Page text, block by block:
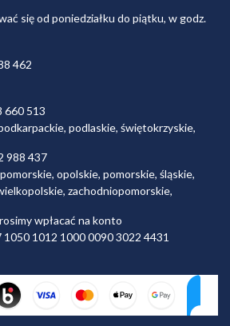
się od poniedziałku do piątku, w godz.
462
660 513
podlaskie, świętokrzyskie,
988 437
opolskie, pomorskie, śląskie,
zachodniopomorskie,
wpłacać na konto
1050 1012 1000 0090 3022 4431